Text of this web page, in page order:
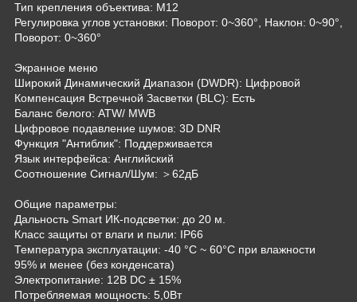
Тип крепления объектива: M12
Регулировка углов установки: Поворот: 0~360°, Наклон: 0~90°,
Поворот: 0~360°
Экранное меню
Широкий Динамический Диапазон (DWDR): Цифровой
Компенсация Встречной Засветки (BLC): Есть
Баланс белого: ATW/ MWB
Цифровое подавление шумов: 3D DNR
Функция "Антиблик": Поддерживается
Язык интерфейса: Английский
Соотношение Сигнал/Шум: ＞62дБ
Общие параметры:
Дальность Smart ИК-подсветки: до 20 м.
Класс защиты от влаги и пыли: IP66
Температура эксплуатации: -40 °C ~ 60°C при влажности
95% и менее (без конденсата)
Электропитание: 12В DC ± 15%
Потребляемая мощность: 5,0Вт